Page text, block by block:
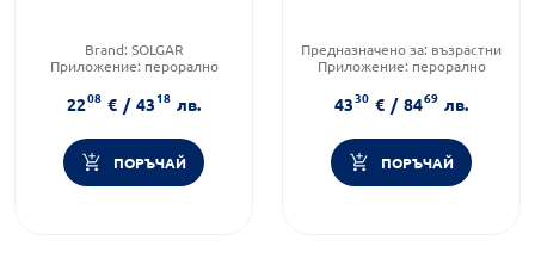
Brand: SOLGAR
Приложение: перорално
2208 € / 4318 лв.
ПОРЪЧАЙ
Предназначено за: възрастни
Приложение: перорално
4330 € / 8469 лв.
ПОРЪЧАЙ